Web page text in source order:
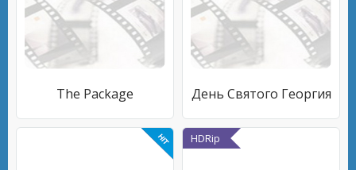
The Package День Святого Георгия
HDRip